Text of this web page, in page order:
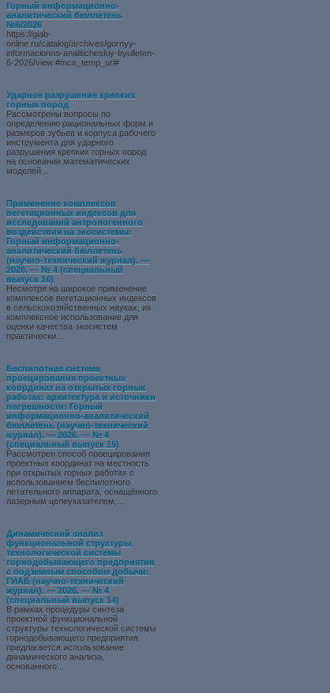
Горный информационно-
аналитический бюллетень
№6/2026
https://giab-
online.ru/catalog/archives/gornyy-
informacionno-analiticheskiy-byulleten-
6-2026/view #mce_temp_url#
Ударное разрушение крепких
горных пород
Рассмотрены вопросы по
определению рациональных форм и
размеров зубьев и корпуса рабочего
инструмента для ударного
разрушения крепких горных пород
на основании математических
моделей...
Применение комплексов
вегетационных индексов для
исследований антропогенного
воздействия на экосистемы:
Горный информационно-
аналитический бюллетень
(научно-технический журнал). —
2026. — № 4 (специальный
выпуск 16)
Несмотря на широкое применение
комплексов вегетационных индексов
в сельскохозяйственных науках, их
комплексное использование для
оценки качества экосистем
практически...
Беспилотная система
проецирования проектных
координат на открытых горных
работах: архитектура и источники
погрешности: Горный
информационно-аналитический
бюллетень (научно-технический
журнал). — 2026. — № 4
(специальный выпуск 15)
Рассмотрен способ проецирования
проектных координат на местность
при открытых горных работах с
использованием беспилотного
летательного аппарата, оснащённого
лазерным целеуказателем,...
Динамический анализ
функциональной структуры
технологической системы
горнодобывающего предприятия
с подземным способом добычи:
ГИАБ (научно-технический
журнал). — 2026. — № 4
(специальный выпуск 14)
В рамках процедуры синтеза
проектной функциональной
структуры технологической системы
горнодобывающего предприятия
предлагается использование
динамического анализа,
основанного...